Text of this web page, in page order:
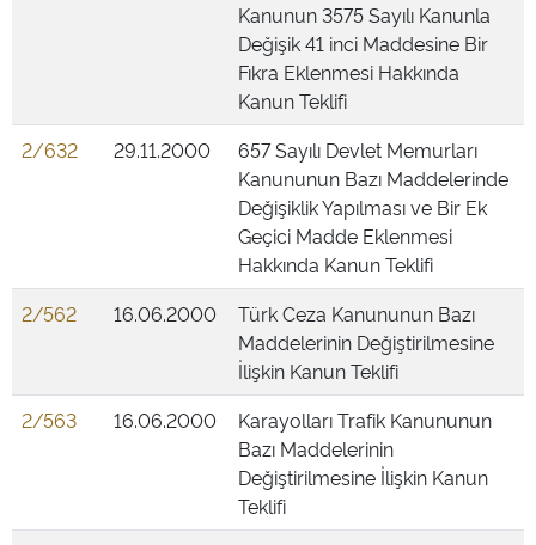
Kanunun 3575 Sayılı Kanunla
Değişik 41 inci Maddesine Bir
Fıkra Eklenmesi Hakkında
Kanun Teklifi
2/632
29.11.2000
657 Sayılı Devlet Memurları
Kanununun Bazı Maddelerinde
Değişiklik Yapılması ve Bir Ek
Geçici Madde Eklenmesi
Hakkında Kanun Teklifi
2/562
16.06.2000
Türk Ceza Kanununun Bazı
Maddelerinin Değiştirilmesine
İlişkin Kanun Teklifi
2/563
16.06.2000
Karayolları Trafik Kanununun
Bazı Maddelerinin
Değiştirilmesine İlişkin Kanun
Teklifi